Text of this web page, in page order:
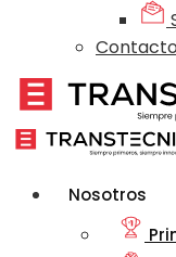
Contacto
Nosotros